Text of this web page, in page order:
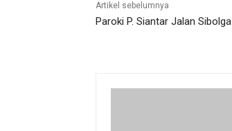
Artikel sebelumnya
Paroki P. Siantar Jalan Sibolga